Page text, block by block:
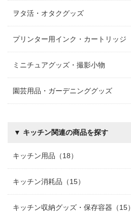
ヲタ活・オタクグッズ
プリンター用インク・カートリッジ
ミニチュアグッズ・撮影小物
園芸用品・ガーデニンググッズ
▼ キッチン関連の商品を探す
キッチン用品（18）
キッチン消耗品（15）
キッチン収納グッズ・保存容器（15）